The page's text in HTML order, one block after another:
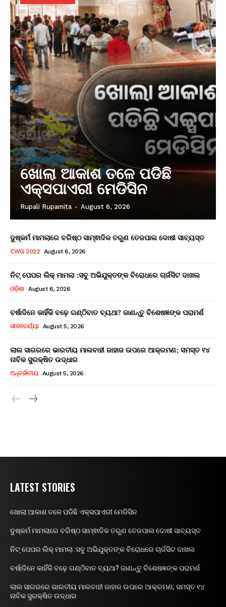
ଖୋଲା ଆକାଶ ତଳେ ପଡିଛି
ଏକ୍ସପାଏରୀ ମେଡିସିନ
Rupali Rupamita - August 6, 2026
ଦୁଷ୍କର୍ମ ମାମଲାରେ ବରିଷ୍ଠ ସାମ୍ଵାଦିକ ତରୁଣ ତେଜପାଲ ଦୋଷୀ ସାବ୍ୟସ୍ତ
CWG 2022 August 6, 2026
ନିଟ୍ ପେପର ଲିକ୍ ମାମଲା :ସବୁ ଅଭିଯୁକ୍ତଙ୍କ ବିରୋଧରେ ଚାର୍ଜସିଟ ଦାଖଲ
ଓଡ଼ିଶା August 6, 2026
ବର୍ଷାଦିନେ କାହିଁକି ବଢ଼େ ଗଣ୍ଠିବାତ ବ୍ୟଥା? ଜାଣନ୍ତୁ ବିଶେଷଜ୍ଞଙ୍କ ପରାମର୍ଶ
ଜୀବନଚର୍ଯ୍ୟା August 5, 2026
ଲାଲ ସାଗରରେ ଭାରତୀୟ ମାଲବାହୀ ଜାହାଜ ଉପରେ ଆକ୍ରମଣ; ସମସ୍ତ ୧୪
ନାବିକ ସୁରକ୍ଷିତ ଉଦ୍ଧାର
ଅନ୍ତର୍ଜାତୀୟ August 5, 2026
LATEST STORIES
ଖୋଲା ଆକାଶ ତଳେ ପଡିଛି ଏକ୍ସପାଏରୀ ମେଡିସିନ
ଦୁଷ୍କର୍ମ ମାମଲାରେ ବରିଷ୍ଠ ସାମ୍ଵାଦିକ ତରୁଣ ତେଜପାଲ ଦୋଷୀ ସାବ୍ୟସ୍ତ
ନିଟ୍ ପେପର ଲିକ୍ ମାମଲା :ସବୁ ଅଭିଯୁକ୍ତଙ୍କ ବିରୋଧରେ ଚାର୍ଜସିଟ ଦାଖଲ
ବର୍ଷାଦିନେ କାହିଁକି ବଢ଼େ ଗଣ୍ଠିବାତ ବ୍ୟଥା? ଜାଣନ୍ତୁ ବିଶେଷଜ୍ଞଙ୍କ ପରାମର୍ଶ
ଲାଲ ସାଗରରେ ଭାରତୀୟ ମାଲବାହୀ ଜାହାଜ ଉପରେ ଆକ୍ରମଣ; ସମସ୍ତ ୧୪
ନାବିକ ସୁରକ୍ଷିତ ଉଦ୍ଧାର